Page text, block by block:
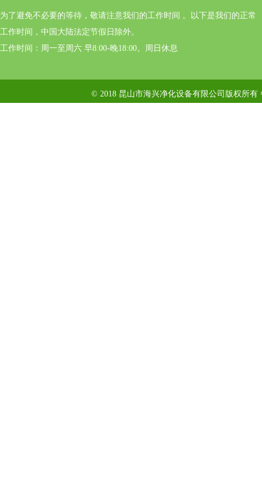
为了避免不必要的等待，敬请注意我们的工作时间 。以下是我们的正常
工作时间，中国大陆法定节假日除外。
工作时间：周一至周六 早8:00-晚18:00。周日休息
© 2018 昆山市海兴净化设备有限公司版权所有